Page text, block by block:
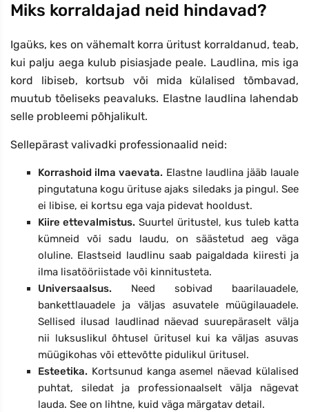
Miks korraldajad neid hindavad?
Igaüks, kes on vähemalt korra üritust korraldanud, teab,
kui palju aega kulub pisiasjade peale. Laudlina, mis iga
kord libiseb, kortsub või mida külalised tõmbavad,
muutub tõeliseks peavaluks. Elastne laudlina lahendab
selle probleemi põhjalikult.
Sellepärast valivadki professionaalid neid:
Korrashoid ilma vaevata. Elastne laudlina jääb lauale
pingutatuna kogu ürituse ajaks siledaks ja pingul. See
ei libise, ei kortsu ega vaja pidevat hooldust.
Kiire ettevalmistus. Suurtel üritustel, kus tuleb katta
kümneid või sadu laudu, on säästetud aeg väga
oluline. Elastseid laudlinu saab paigaldada kiiresti ja
ilma lisatööriistade või kinnitusteta.
Universaalsus. Need sobivad baarilauadele,
bankettlauadele ja väljas asuvatele müügilauadele.
Sellised ilusad laudlinad näevad suurepäraselt välja
nii luksuslikul õhtusel üritusel kui ka väljas asuvas
müügikohas või ettevõtte pidulikul üritusel.
Esteetika. Kortsunud kanga asemel näevad külalised
puhtat, siledat ja professionaalselt välja nägevat
lauda. See on lihtne, kuid väga märgatav detail.